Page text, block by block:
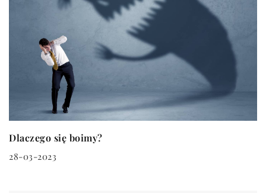
Dlaczego się boimy?
28-03-2023